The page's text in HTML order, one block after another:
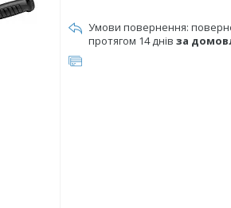
протягом 14 днів за